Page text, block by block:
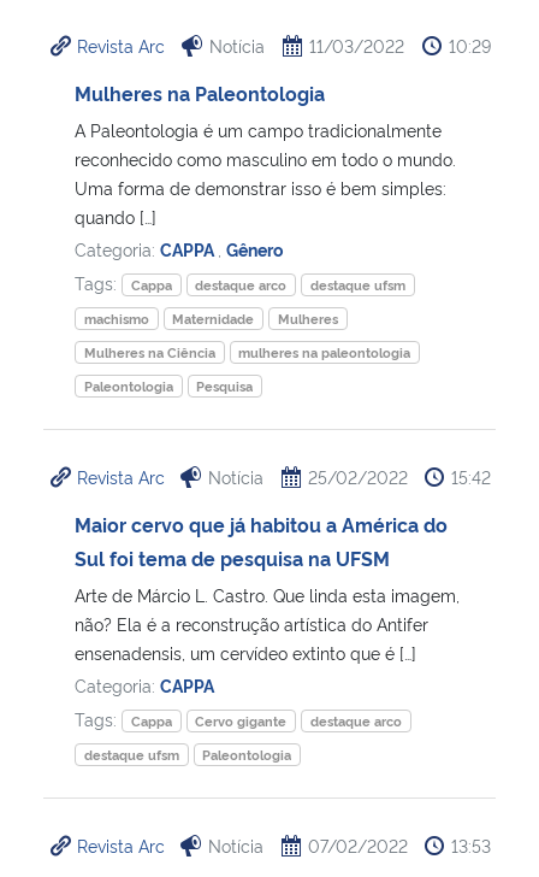
Revista Arc Notícia 11/03/2022 10:29
Mulheres na Paleontologia
A Paleontologia é um campo tradicionalmente
reconhecido como masculino em todo o mundo.
Uma forma de demonstrar isso é bem simples:
quando […]
Categoria: CAPPA Gênero
Tags:
Cappa destaque arco
destaque ufsm
machismo
Maternidade
Mulheres
Mulheres na Ciência
mulheres na paleontologia
Paleontologia
Pesquisa
Revista Arc Notícia 25/02/2022 15:42
Maior cervo que já habitou a América do
Sul foi tema de pesquisa na UFSM
Arte de Márcio L. Castro. Que linda esta imagem,
não? Ela é a reconstrução artística do Antifer
ensenadensis, um cervídeo extinto que é […]
Categoria: CAPPA
Tags:
Cappa Cervo gigante
destaque arco
destaque ufsm
Paleontologia
Revista Arc Notícia 07/02/2022 13:53